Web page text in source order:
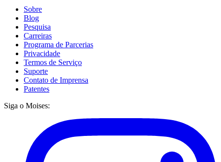
Sobre
Blog
Pesquisa
Carreiras
Programa de Parcerias
Privacidade
Termos de Serviço
Suporte
Contato de Imprensa
Patentes
Siga o Moises: